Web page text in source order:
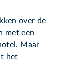
over de
met een
Maar
het